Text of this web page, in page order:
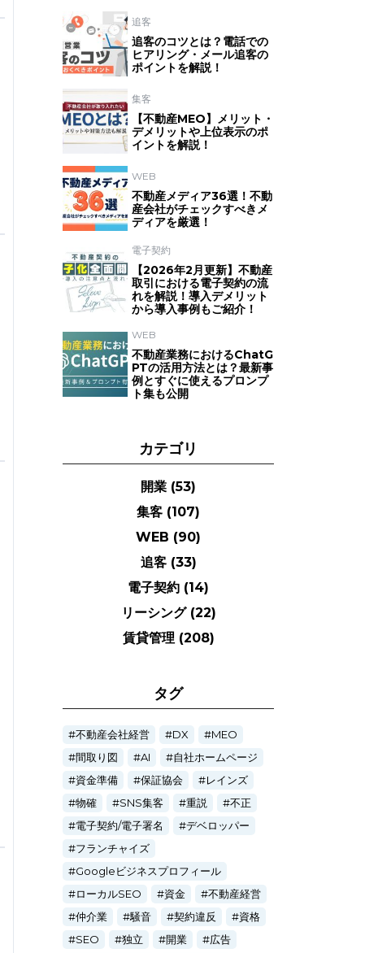
追客
追客のコツとは？電話での
ヒアリング・メール追客の
ポイントを解説！
集客
【不動産MEO】メリット・
デメリットや上位表示のポ
イントを解説！
WEB
不動産メディア36選！不動
産会社がチェックすべきメ
ディアを厳選！
電子契約
【2026年2月更新】不動産
取引における電子契約の流
れを解説！導入デメリット
から導入事例もご紹介！
WEB
不動産業務におけるChatG
PTの活用方法とは？最新事
例とすぐに使えるプロンプ
ト集も公開
カテゴリ
開業 (53)
集客 (107)
WEB (90)
追客 (33)
電子契約 (14)
リーシング (22)
賃貸管理 (208)
タグ
不動産会社経営 DX
MEO
間取り図
AI
自社ホームページ
資金準備
保証協会
レインズ
物確
SNS集客 重説
不正
電子契約/電子署名
デベロッパー
フランチャイズ
Googleビジネスプロフィール
ローカルSEO
資金
不動産経営
仲介業
騒音 契約違反
資格
SEO
独立 開業
広告